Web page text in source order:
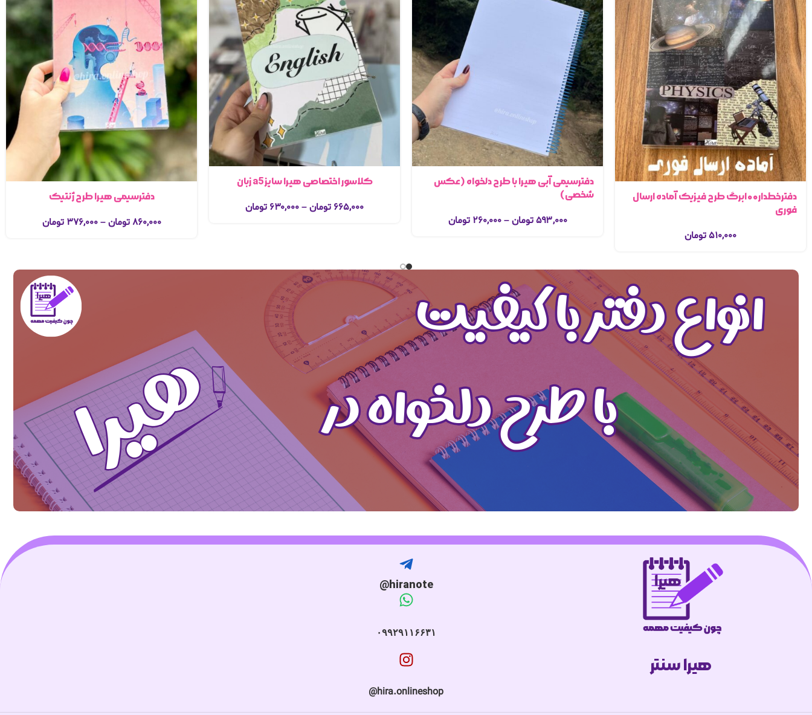
دفترخطدار۱۰۰برگ طرح فیزیک آماده ارسال
فوری
۵۱۰,۰۰۰تومان
دفترسیمی آبی هیرا با طرح دلخواه (عکس
شخصی)
۵۹۳,۰۰۰ تومان – ۲۶۰,۰۰۰ تومان
کلاسور اختصاصی هیرا سایز a5 زبان
۶۶۵,۰۰۰ تومان–۶۳۰,۰۰۰ تومان
دفترسیمی هیرا طرح ژنتیک
۸۶۰,۰۰۰ تومان – ۳۷۶,۰۰۰ تومان
هیرا سنتر
hiranote@
۰۹۹۲۹۱۱۶۶۳۱
hira.onlineshop@